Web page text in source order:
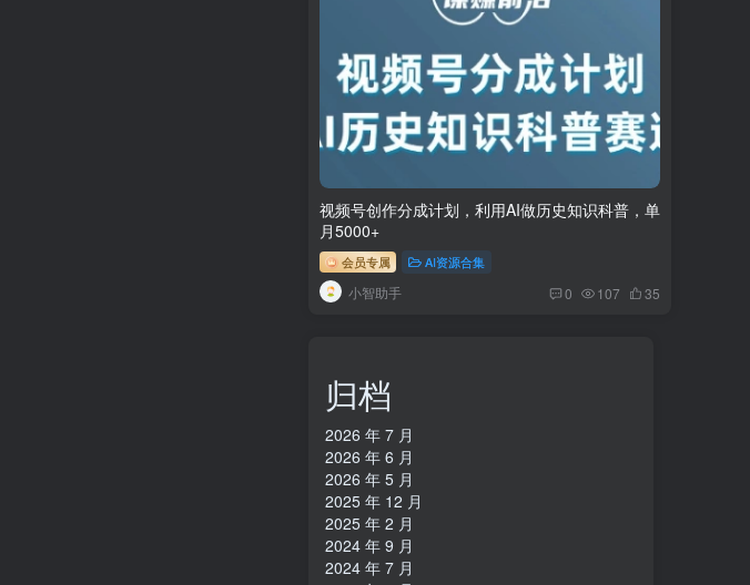
视频号创作分成计划，利用AI做历史知识科普，单
月5000+
会员专属 AI资源合集
小智助手 0 107 35
归档
2026 年 7 月
2026 年 6 月
2026 年 5 月
2025 年 12 月
2025 年 2 月
2024 年 9 月
2024 年 7 月